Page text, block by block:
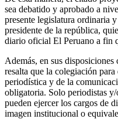
sea debatido y aprobado a
presente legislatura ordinaria
presidente de la república,
diario oficial El Peruano a fin
Además, en sus
resalta que la colegiación
periodística y de la
obligatoria. Solo periodistas
pueden ejercer los cargos de
imagen institucional o